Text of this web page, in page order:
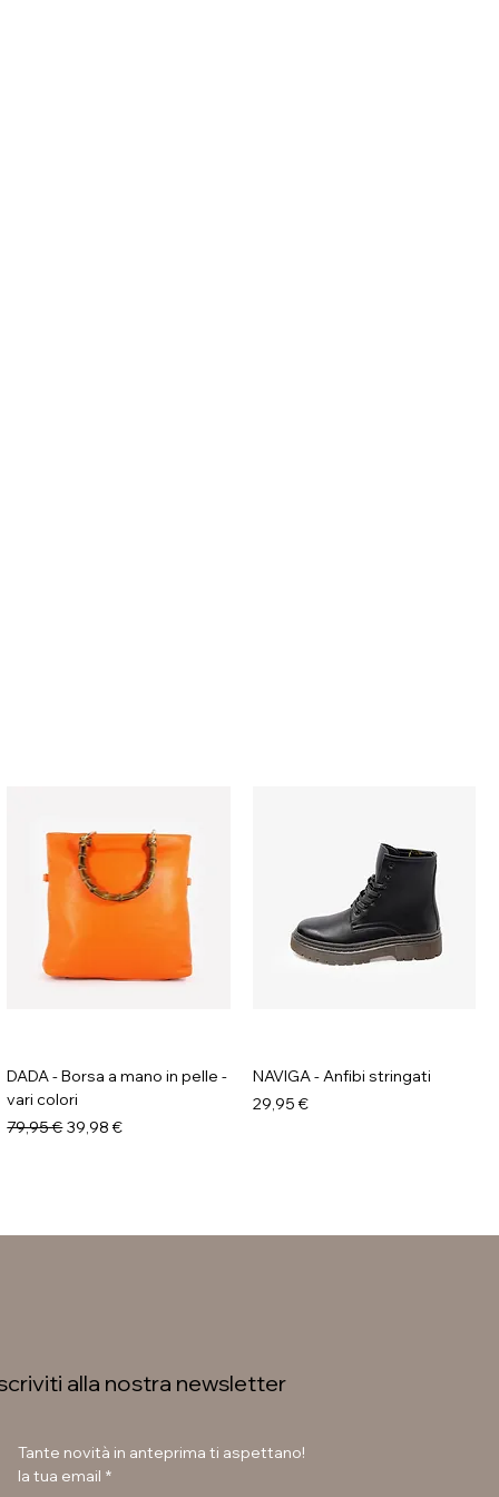
DADA - Borsa a mano in pelle -
vari colori
Prezzo regolare
79,95 € Prezzo scontato
39,98 €
NAVIGA - Anfibi stringati
Prezzo
29,95 €
alla nostra newsletter
Tante novità in anteprima ti aspettano!
la tua email *